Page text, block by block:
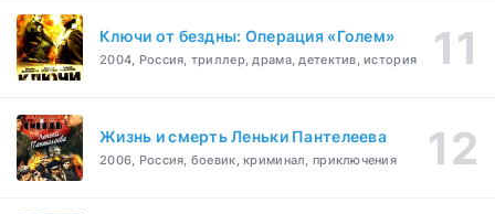
Ключи от бездны: Операция «Голем»
2004, Россия, триллер, драма, детектив, история
Жизнь и смерть Леньки Пантелеева
2006, Россия, боевик, криминал, приключения